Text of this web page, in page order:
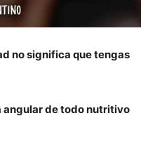
no significa que tengas
angular de todo nutritivo